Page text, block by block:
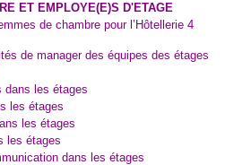
ET EMPLOYE(E)S D'ETAGE
de chambre pour l’Hôtellerie 4
de manager des équipes des étages
dans les étages
les étages
les étages
les étages
dans les étages